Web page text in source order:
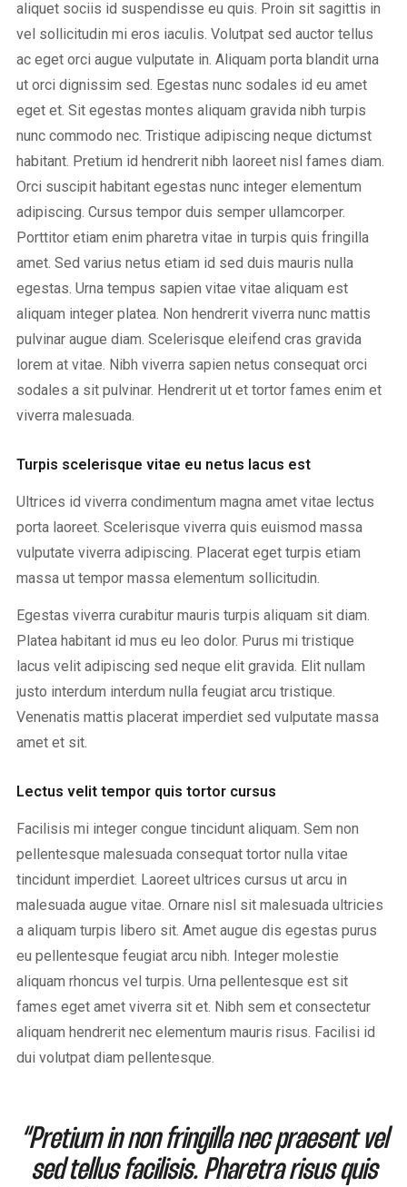
aliquet sociis id suspendisse eu quis. Proin sit sagittis in
vel sollicitudin mi eros iaculis. Volutpat sed auctor tellus
ac eget orci augue vulputate in. Aliquam porta blandit urna
ut orci dignissim sed. Egestas nunc sodales id eu amet
eget et. Sit egestas montes aliquam gravida nibh turpis
nunc commodo nec. Tristique adipiscing neque dictumst
habitant. Pretium id hendrerit nibh laoreet nisl fames diam.
Orci suscipit habitant egestas nunc integer elementum
adipiscing. Cursus tempor duis semper ullamcorper.
Porttitor etiam enim pharetra vitae in turpis quis fringilla
amet. Sed varius netus etiam id sed duis mauris nulla
egestas. Urna tempus sapien vitae vitae aliquam est
aliquam integer platea. Non hendrerit viverra nunc mattis
pulvinar augue diam. Scelerisque eleifend cras gravida
lorem at vitae. Nibh viverra sapien netus consequat orci
sodales a sit pulvinar. Hendrerit ut et tortor fames enim et
viverra malesuada.
Turpis scelerisque vitae eu netus lacus est
Ultrices id viverra condimentum magna amet vitae lectus
porta laoreet. Scelerisque viverra quis euismod massa
vulputate viverra adipiscing. Placerat eget turpis etiam
massa ut tempor massa elementum sollicitudin.
Egestas viverra curabitur mauris turpis aliquam sit diam.
Platea habitant id mus eu leo dolor. Purus mi tristique
lacus velit adipiscing sed neque elit gravida. Elit nullam
justo interdum interdum nulla feugiat arcu tristique.
Venenatis mattis placerat imperdiet sed vulputate massa
amet et sit.
Lectus velit tempor quis tortor cursus
Facilisis mi integer congue tincidunt aliquam. Sem non
pellentesque malesuada consequat tortor nulla vitae
tincidunt imperdiet. Laoreet ultrices cursus ut arcu in
malesuada augue vitae. Ornare nisl sit malesuada ultricies
a aliquam turpis libero sit. Amet augue dis egestas purus
eu pellentesque feugiat arcu nibh. Integer molestie
aliquam rhoncus vel turpis. Urna pellentesque est sit
fames eget amet viverra sit et. Nibh sem et consectetur
aliquam hendrerit nec elementum mauris risus. Facilisi id
dui volutpat diam pellentesque.
“Pretium in non fringilla nec praesent vel
sed tellus facilisis. Pharetra risus quis